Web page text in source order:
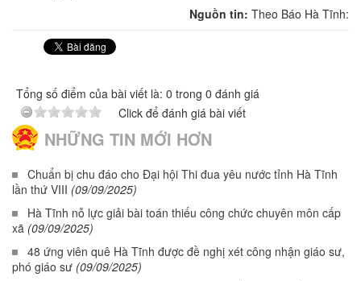
Nguồn tin: Theo Báo Hà Tĩnh:
Tổng số điểm của bài viết là: 0 trong 0 đánh giá
Click để đánh giá bài viết
NHỮNG TIN MỚI HƠN
Chuẩn bị chu đáo cho Đại hội Thi đua yêu nước tỉnh Hà Tĩnh
lần thứ VIII (09/09/2025)
Hà Tĩnh nỗ lực giải bài toán thiếu công chức chuyên môn cấp
xã (09/09/2025)
48 ứng viên quê Hà Tĩnh được đề nghị xét công nhận giáo sư,
phó giáo sư (09/09/2025)